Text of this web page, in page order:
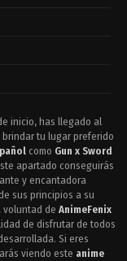
inicio, has llegado al
tu lugar preferido
como Gun x Sword
apartado conseguirás
y encantadora
sus principios a su
voluntad de AnimeFenix
de disfrutar de todos
Si eres
viendo este anime